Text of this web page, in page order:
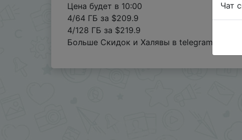
Цена будет в 10:00
4/64 ГБ за $209.9
4/128 ГБ за $219.9
Больше Скидок и Халявы в telegram
Чат